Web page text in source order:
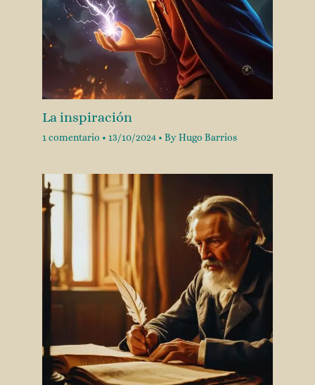
La inspiración
1 comentario • 13/10/2024 • ByHugo Barrios